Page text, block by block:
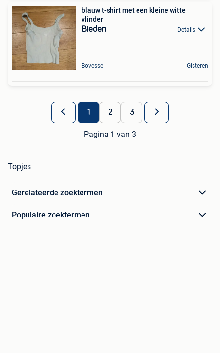
blauw t-shirt met een kleine witte
vlinder
Bieden Details
Bovesse Gisteren
1 2 3
Pagina 1 van 3
Topjes
Gerelateerde zoektermen
Populaire zoektermen